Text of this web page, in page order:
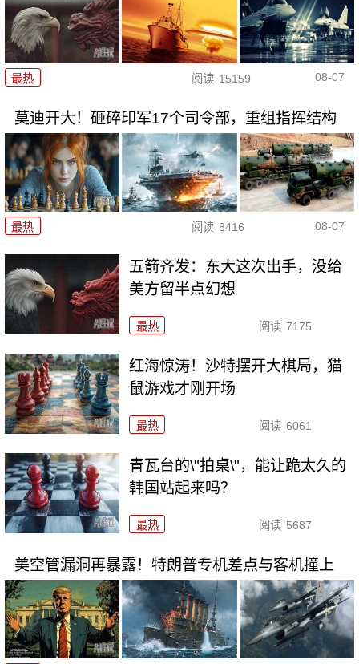
最热 阅读 15159 08-07
莫迪开大！砸碎印军17个司令部，重组指挥结构
最热 阅读 8416 08-07
五箭齐发：东大这次出手，没给
美方留半点幻想
最热 阅读 7175
红海惊涛！沙特摆开大棋局，猫
鼠游戏才刚开场
最热 阅读 6061
青瓦台的\"拍桌\"，能让跪太久的
韩国站起来吗？
最热 阅读 5687
美空管漏洞再暴露！特朗普专机差点与客机撞上